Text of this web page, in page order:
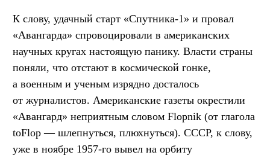
К слову, удачный старт «Спутника-1» и провал
«Авангарда» спровоцировали в американских
научных кругах настоящую панику. Власти страны
поняли, что отстают в космической гонке,
а военным и ученым изрядно досталось
от журналистов. Американские газеты окрестили
«Авангард» неприятным словом Flopnik (от глагола
toFlop — шлепнуться, плюхнуться). СССР, к слову,
уже в ноябре 1957-го вывел на орбиту